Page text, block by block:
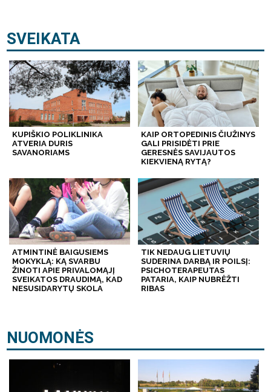
SVEIKATA
KUPIŠKIO POLIKLINIKA
ATVERIA DURIS
SAVANORIAMS
KAIP ORTOPEDINIS ČIUŽINYS
GALI PRISIDĖTI PRIE
GERESNĖS SAVIJAUTOS
KIEKVIENĄ RYTĄ?
ATMINTINĖ BAIGUSIEMS
MOKYKLĄ: KĄ SVARBU
ŽINOTI APIE PRIVALOMĄJĮ
SVEIKATOS DRAUDIMĄ, KAD
NESUSIDARYTŲ SKOLA
TIK NEDAUG LIETUVIŲ
SUDERINA DARBĄ IR POILSĮ:
PSICHOTERAPEUTAS
PATARIA, KAIP NUBRĖŽTI
RIBAS
NUOMONĖS